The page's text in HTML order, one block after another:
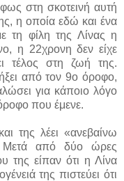
στη σκοτεινή αυτή
η οποία εδώ και ένα
τη φίλη της Λίνας η
η 22χρονη δεν είχε
τέλος στη ζωή της.
από τον 9ο όροφο,
για κάποιο λόγο
που έμενε.
της λέει «ανεβαίνω
Μετά από δύο ώρες
της είπαν ότι η Λίνα
της πιστεύει ότι